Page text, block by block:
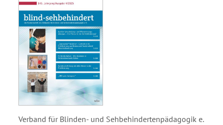
Verband für Blinden- und Sehbehindertenpädagogik e.